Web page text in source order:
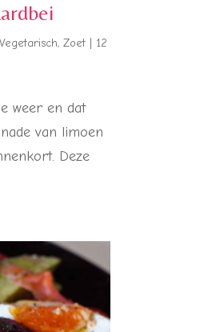
Vegetarisch,Zoet
12
weer en dat
van limoen
Deze